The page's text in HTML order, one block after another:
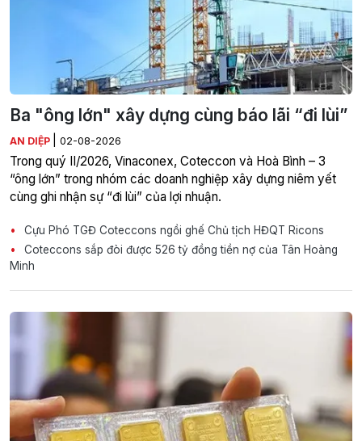
Ba "ông lớn" xây dựng cùng báo lãi “đi lùi”
AN DIỆP 02-08-2026
Trong quý II/2026, Vinaconex, Coteccon và Hoà Bình – 3
“ông lớn” trong nhóm các doanh nghiệp xây dựng niêm yết
cùng ghi nhận sự “đi lùi” của lợi nhuận.
Cựu Phó TGĐ Coteccons ngồi ghế Chủ tịch HĐQT Ricons
Coteccons sắp đòi được 526 tỷ đồng tiền nợ của Tân Hoàng
Minh